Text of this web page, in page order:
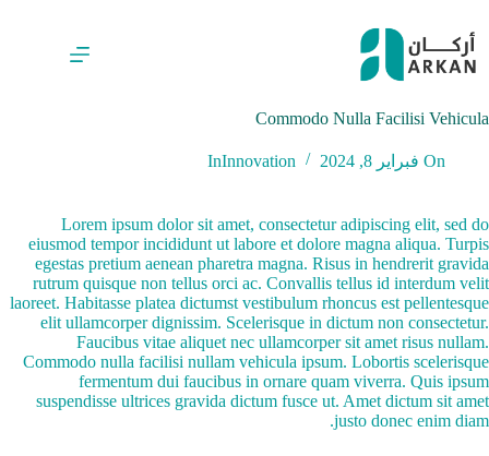
إلى
المحتوى
Commodo Nulla Facilisi Vehicula
On فبراير 8, 2024 InInnovation
Lorem ipsum dolor sit amet, consectetur adipiscing elit, sed do
eiusmod tempor incididunt ut labore et dolore magna aliqua. Turpis
egestas pretium aenean pharetra magna. Risus in hendrerit gravida
rutrum quisque non tellus orci ac. Convallis tellus id interdum velit
laoreet. Habitasse platea dictumst vestibulum rhoncus est pellentesque
elit ullamcorper dignissim. Scelerisque in dictum non consectetur.
Faucibus vitae aliquet nec ullamcorper sit amet risus nullam.
Commodo nulla facilisi nullam vehicula ipsum. Lobortis scelerisque
fermentum dui faucibus in ornare quam viverra. Quis ipsum
suspendisse ultrices gravida dictum fusce ut. Amet dictum sit amet
justo donec enim diam.